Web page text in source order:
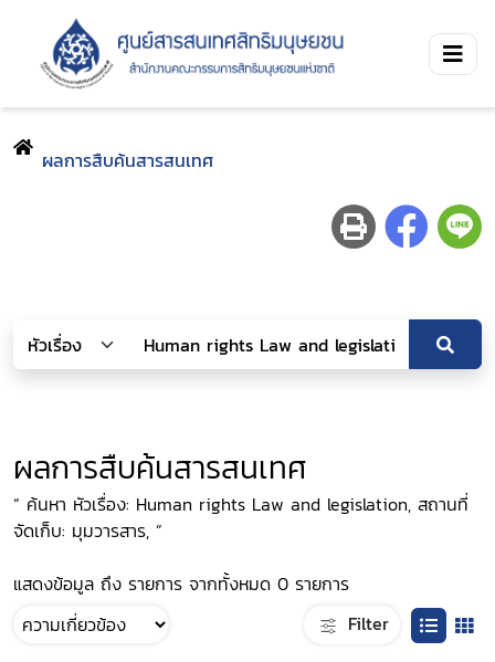
ผลการสืบค้นสารสนเทศ
ผลการสืบค้นสารสนเทศ
“ ค้นหา หัวเรื่อง: Human rights Law and legislation, สถานที่
จัดเก็บ: มุมวารสาร, ”
แสดงข้อมูล ถึง รายการ จากทั้งหมด 0 รายการ
Filter